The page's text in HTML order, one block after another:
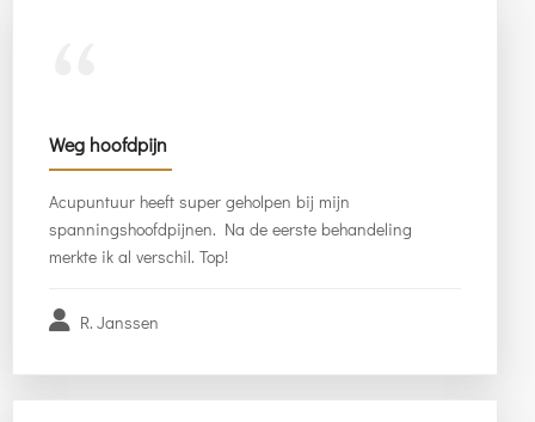
“
Weg hoofdpijn
Acupuntuur heeft super geholpen bij mijn
spanningshoofdpijnen. Na de eerste behandeling
merkte ik al verschil. Top!
R. Janssen